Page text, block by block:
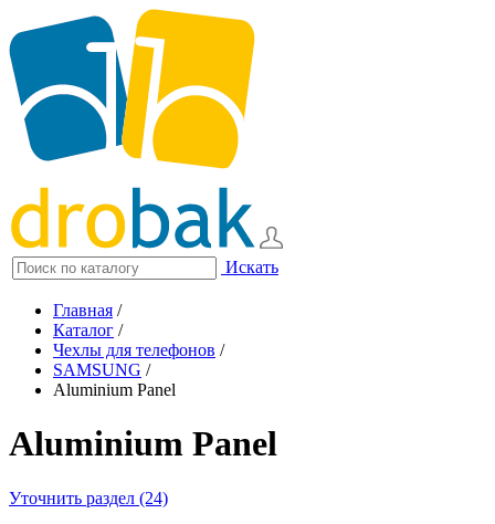
Искать
Главная /
Каталог /
Чехлы для телефонов /
SAMSUNG /
Aluminium Panel
Aluminium Panel
Уточнить раздел (24)